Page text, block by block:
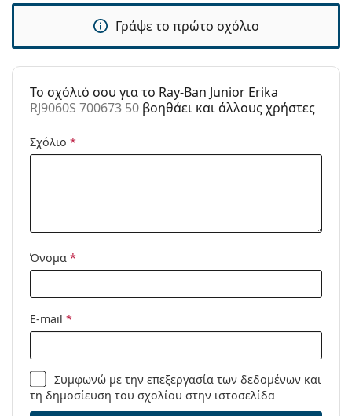
Ray-Ban
Χρήση:
Μόδα
Προϊόντος /
RJ9060S 700673 50
Ναι
Γράψε το πρώτο σχόλιο
To σχόλιό σου για το Ray-Ban Junior Erika
RJ9060S 700673 50 βοηθάει και άλλους χρήστες
Σχόλιο *
Όνομα *
E-mail *
Συμφωνώ με τηνεπεξεργασία των δεδομένων και
τη δημοσίευση του σχολίου στην ιστοσελίδα